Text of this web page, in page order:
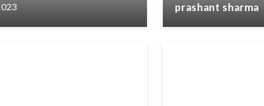
prashant sharma